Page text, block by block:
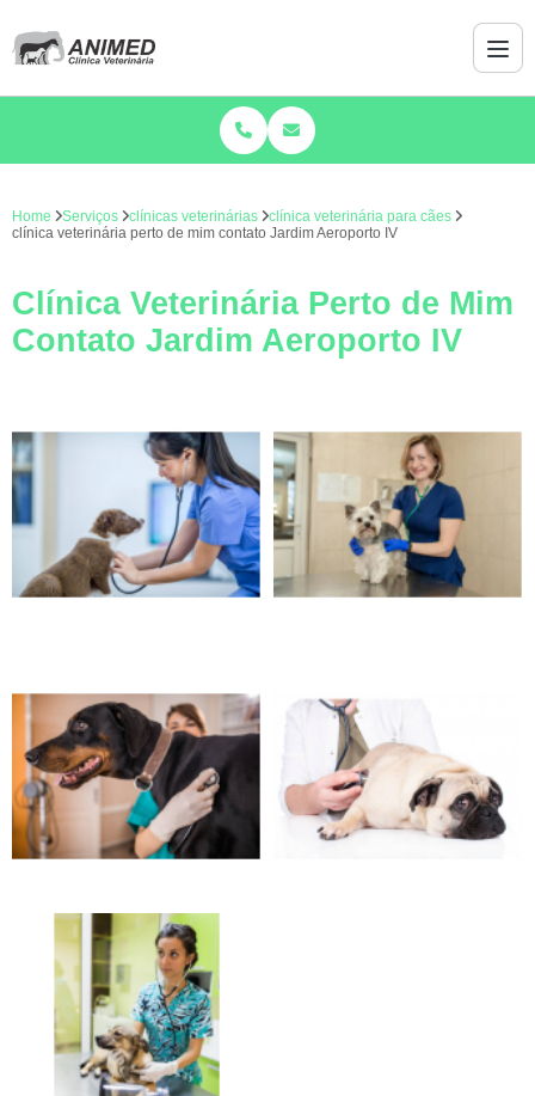
Home Serviços clínicas veterinárias
clínica veterinária para cães
clínica veterinária perto de mim contato Jardim Aeroporto IV
Clínica Veterinária Perto de Mim
Contato Jardim Aeroporto IV